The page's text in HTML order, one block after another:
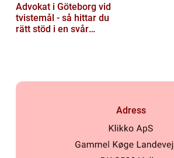
Advokat i Göteborg vid
tvistemål - så hittar du
rätt stöd i en svår
Adress